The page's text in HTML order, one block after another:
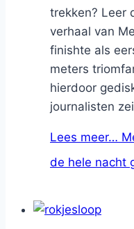
trekken? Leer
verhaal van
finishte als
meters
hierdoor
journalisten
Lees meer…
de hele nacht